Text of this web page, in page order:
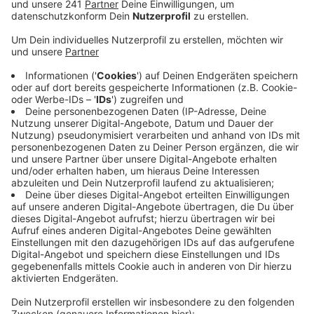
haben, anstatt Hilfe zu holen.
Veröffentlicht:Dienstag, 25.03.2025 06:34
Anzeige
Die Beschuldigte soll sich jetzt das erste Mal konkret
zu dem Vorwurf geäußert haben. Ihren Angaben
zufolge soll es sich um eine Fehlgeburt gehandelt
haben, so die Staatsanwaltschaft. Die Frage, ob das
Kind zum Tatzeitpunkt tatsächlich schon tot war oder
noch gelebt hat, hätte ausschließlich eine
Untersuchung der Leiche beantworten können. Jedoch
wurde eine Leiche trotz einer großer Suchaktion unter
anderem auf der Leppe-Deponie in Lindlar bis heute
nicht gefunden. Das Ermittlungs-Verfahren soll jetzt
eingestellt und die Frau aus der U-Haft entlassen